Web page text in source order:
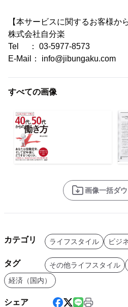
【本サービスに関するお客様か
株式会社自分楽
Tel ： 03-5977-8573
E-Mail： info@jibungaku.com
すべての画像
画像一括ダ
カテゴリ ライフスタイル ビジ
タグ その他ライフスタイル
経済（国内）
シェア